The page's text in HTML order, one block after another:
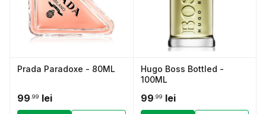
Prada Paradoxe - 80ML
99 .99 lei
Hugo Boss Bottled -
100ML
99 .99 lei